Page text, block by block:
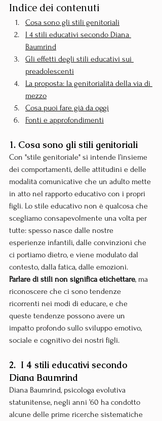
Indice dei contenuti
Cosa sono gli stili genitoriali
I 4 stili educativi secondo Diana
Baumrind
Gli effetti degli stili educativi sui
preadolescenti
La proposta: la genitorialità della via di
mezzo
Cosa puoi fare già da oggi
Fonti e approfondimenti
1. Cosa sono gli stili genitoriali
Con "stile genitoriale" si intende l’insieme
dei comportamenti, delle attitudini e delle
modalità comunicative che un adulto mette
in atto nel rapporto educativo con i propri
figli. Lo stile educativo non è qualcosa che
scegliamo consapevolmente una volta per
tutte: spesso nasce dalle nostre
esperienze infantili, dalle convinzioni che
ci portiamo dietro, e viene modulato dal
contesto, dalla fatica, dalle emozioni.
Parlare di stili non significa etichettare, ma
riconoscere che ci sono tendenze
ricorrenti nei modi di educare, e che
queste tendenze possono avere un
impatto profondo sullo sviluppo emotivo,
sociale e cognitivo dei nostri figli.
2.  I 4 stili educativi secondo
Diana Baumrind
Diana Baumrind, psicologa evolutiva
statunitense, negli anni ’60 ha condotto
alcune delle prime ricerche sistematiche